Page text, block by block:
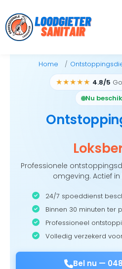
to
content
Home
★★★★★ 4.8/5
Nu
Professionele
omgeving. Actief in
24/7 spoeddienst
Binnen 30 minuten ter
Professioneel
Volledig verzekerd
Bel nu —